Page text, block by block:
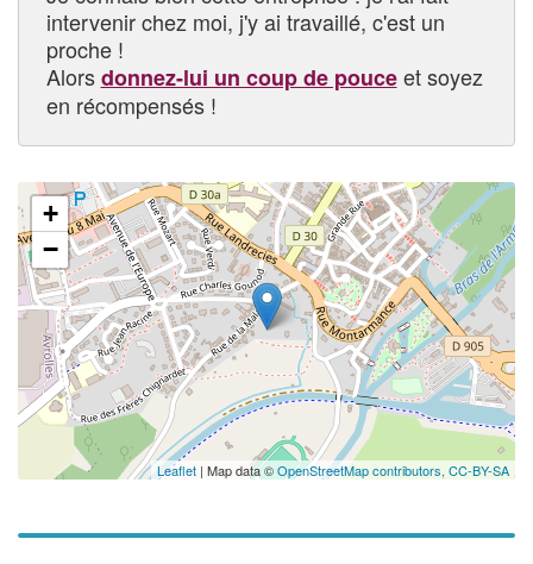
intervenir chez moi, j'y ai travaillé, c'est un
proche !
Alorsdonnez-lui un coup de pouceet soyez
en récompensés !
+
−
Leaflet | Map data ©OpenStreetMap contributors, CC-BY-SA